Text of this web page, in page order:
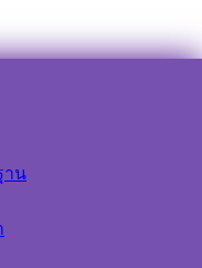
าน
พ.ศ.๒๕๖๘
ปีงบประมาณ